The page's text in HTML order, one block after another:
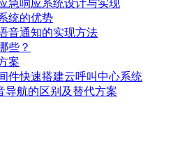
急响应系统设计与实现
统的优势
音通知的实现方法
些？
案
件快速搭建云呼叫中心系统
导航的区别及替代方案